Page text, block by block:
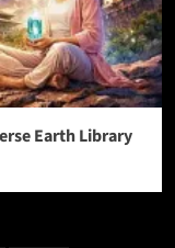
Earth Library